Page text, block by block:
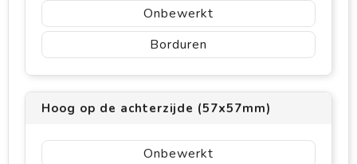
Onbewerkt
Borduren
Hoog op de achterzijde (57x57mm)
Onbewerkt